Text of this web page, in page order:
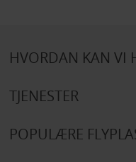
HVORDAN KAN VI
TJENESTER
POPULÆRE